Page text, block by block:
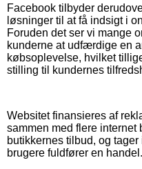
Facebook tilbyder
løsninger til at få indsigt i
Foruden det ser vi mange
kunderne at udfærdige en
købsoplevelse, hvilket
stilling til kundernes
Websitet finansieres af
sammen med flere internet
butikkernes tilbud, og
brugere fuldfører en handel.